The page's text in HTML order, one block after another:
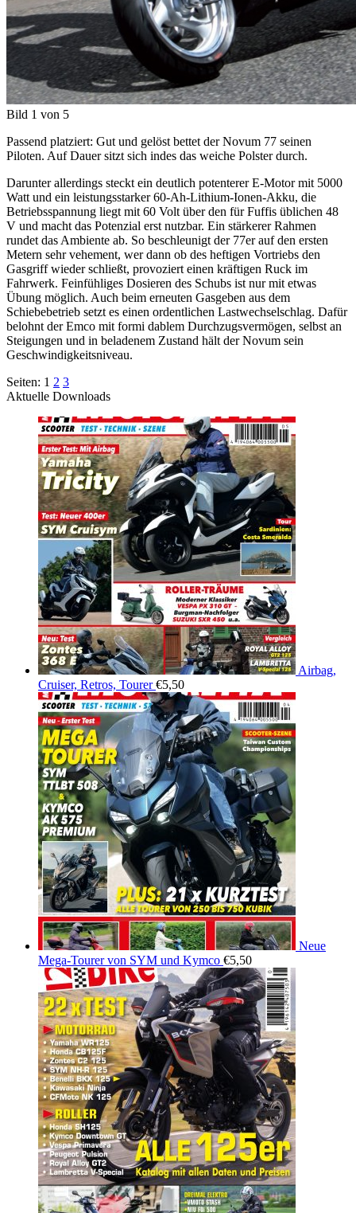
Bild 1 von 5
Passend platziert: Gut und gelöst bettet der Novum 77 seinen
Piloten. Auf Dauer sitzt sich indes das weiche Polster durch.
Darunter allerdings steckt ein deutlich potenterer E-Motor mit 5000
Watt und ein leistungsstarker 60-Ah-Lithium-Ionen-Akku, die
Betriebsspannung liegt mit 60 Volt über den für Fuffis üblichen 48
V und macht das Potenzial erst nutzbar. Ein stärkerer Rahmen
rundet das Ambiente ab. So beschleunigt der 77er auf den ersten
Metern sehr vehement, wer dann ob des heftigen Vortriebs den
Gasgriff wieder schließt, provoziert einen kräftigen Ruck im
Fahrwerk. Feinfühliges Dosieren des Schubs ist nur mit etwas
Übung möglich. Auch beim erneuten Gasgeben aus dem
Schiebebetrieb setzt es einen ordentlichen Lastwechselschlag. Dafür
belohnt der Emco mit formi dablem Durchzugsvermögen, selbst an
Steigungen und in beladenem Zustand hält der Novum sein
Geschwindigkeitsniveau.
Seiten: 1 2 3
Aktuelle Downloads
Airbag,
Cruiser, Retros, Tourer €5,50
Neue
Mega-Tourer von SYM und Kymco €5,50